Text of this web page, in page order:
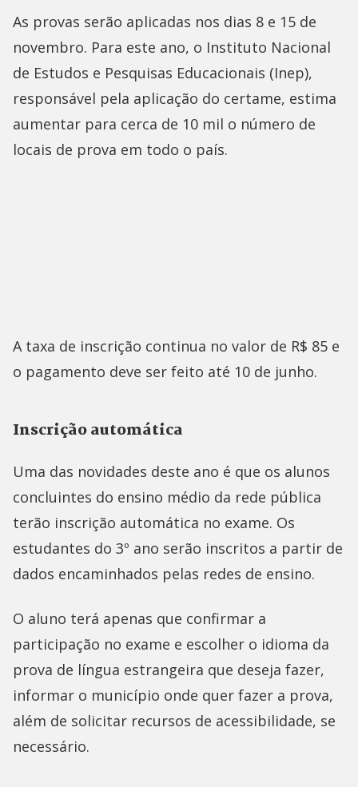
As provas serão aplicadas nos dias 8 e 15 de
novembro. Para este ano, o Instituto Nacional
de Estudos e Pesquisas Educacionais (Inep),
responsável pela aplicação do certame, estima
aumentar para cerca de 10 mil o número de
locais de prova em todo o país.
A taxa de inscrição continua no valor de R$ 85 e
o pagamento deve ser feito até 10 de junho.
Inscrição automática
Uma das novidades deste ano é que os alunos
concluintes do ensino médio da rede pública
terão inscrição automática no exame. Os
estudantes do 3º ano serão inscritos a partir de
dados encaminhados pelas redes de ensino.
O aluno terá apenas que confirmar a
participação no exame e escolher o idioma da
prova de língua estrangeira que deseja fazer,
informar o município onde quer fazer a prova,
além de solicitar recursos de acessibilidade, se
necessário.